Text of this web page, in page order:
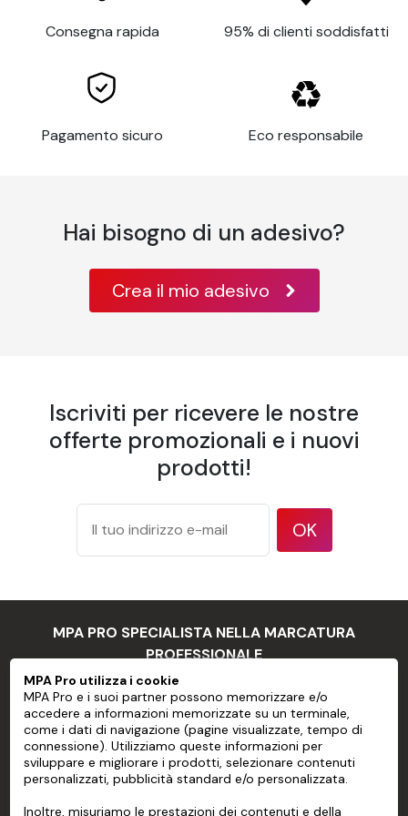
Indoor and
Thickness
surface
plastics,
aluminum, metal,
acrylic,
temperature
limits
highly
surfaces, or
with
rivets or bolt
heads
that do not
have a clean,
smooth
poor
cohesion
between
paint and
substrate
Consegna rapida 95% di clienti soddisfatti
Pagamento sicuro Eco responsabile
Hai bisogno di un adesivo?
Crea il mio adesivo
Iscriviti per ricevere le nostre
offerte promozionali e i nuovi
prodotti!
OK
MPA PRO SPECIALISTA NELLA MARCATURA
PROFESSIONALE
MPA PRO
SERVIZI
CONTO
MPA Pro utilizza i cookie
MPA Pro e i suoi partner possono memorizzare e/o
accedere a informazioni memorizzate su un terminale,
come i dati di navigazione (pagine visualizzate, tempo di
connessione). Utilizziamo queste informazioni per
sviluppare e migliorare i prodotti, selezionare contenuti
personalizzati, pubblicità standard e/o personalizzata.
Inoltre, misuriamo le prestazioni dei contenuti e della